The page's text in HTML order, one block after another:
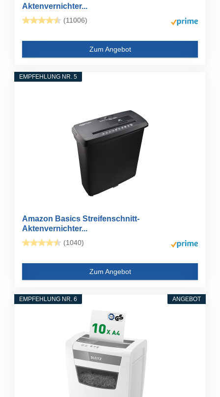
Aktenvernichter...
(11006)
Zum Angebot
EMPFEHLUNG NR. 5
Amazon Basics Streifenschnitt-
Aktenvernichter...
(1040)
Zum Angebot
ANGEBOT
EMPFEHLUNG NR. 6